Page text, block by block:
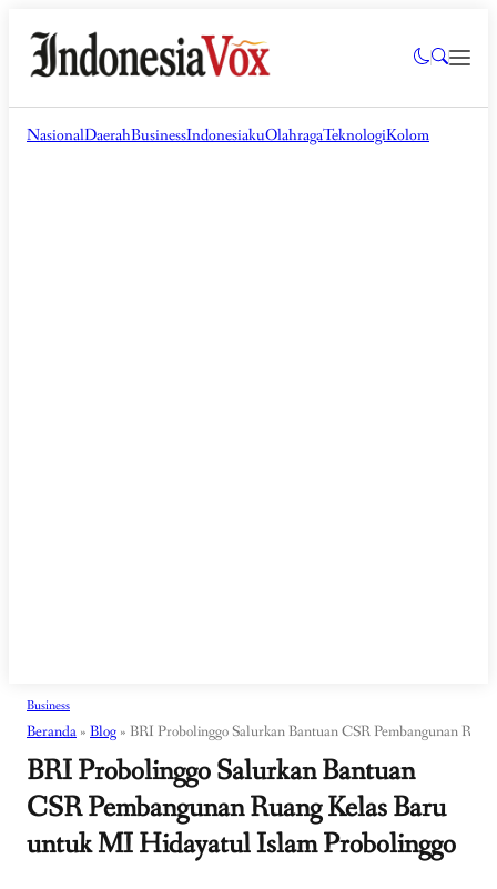
NasionalDaerahBusinessIndonesiakuOlahragaTeknologiKolom
Business
Beranda » Blog » BRI Probolinggo Salurkan Bantuan CSR Pembangunan
BRI Probolinggo Salurkan Bantuan
CSR Pembangunan Ruang Kelas Baru
untuk MI Hidayatul Islam Probolinggo